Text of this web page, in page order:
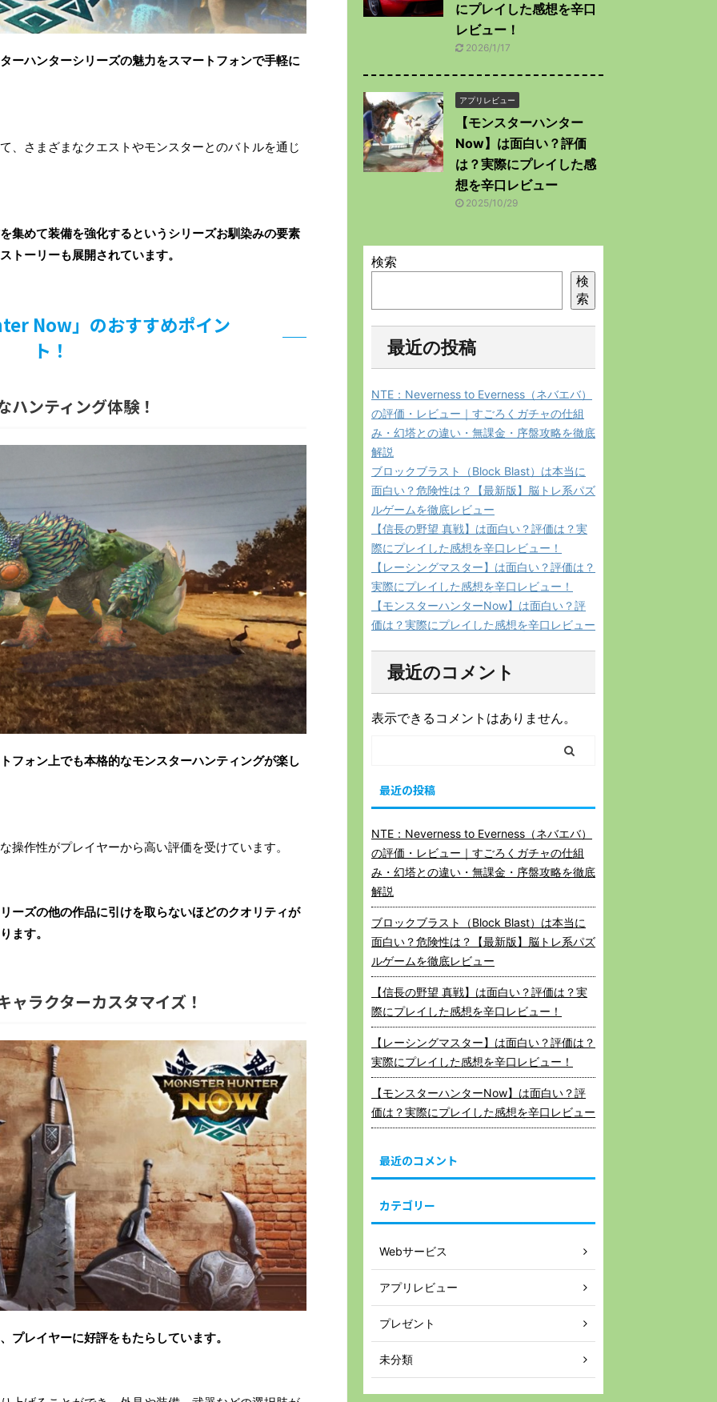
ハンターシリーズの魅力をスマートフォンで手軽に
、さまざまなクエストやモンスターとのバトルを通じ
集めて装備を強化するというシリーズお馴染みの要素
トーリーも展開されています。
Now」のおすすめポイン
ト！
ハンティング体験！
ォン上でも本格的なモンスターハンティングが楽し
操作性がプレイヤーから高い評価を受けています。
ーズの他の作品に引けを取らないほどのクオリティが
ます。
ャラクターカスタマイズ！
プレイヤーに好評をもたらしています。
にプレイした感想を辛口
レビュー！
2026/1/17
アプリレビュー
【モンスターハンター
Now】は面白い？評価
は？実際にプレイした感
想を辛口レビュー
2025/10/29
検索
検
索
最近の投稿
NTE：Neverness to Everness（ネバエバ）
の評価・レビュー｜すごろくガチャの仕組
み・幻塔との違い・無課金・序盤攻略を徹底
解説
ブロックブラスト（Block Blast）は本当に
面白い？危険性は？【最新版】脳トレ系パズ
ルゲームを徹底レビュー
【信長の野望 真戦】は面白い？評価は？実
際にプレイした感想を辛口レビュー！
【レーシングマスター】は面白い？評価は？
実際にプレイした感想を辛口レビュー！
【モンスターハンターNow】は面白い？評
価は？実際にプレイした感想を辛口レビュー
最近のコメント
表示できるコメントはありません。
最近の投稿
NTE：Neverness to Everness（ネバエバ）
の評価・レビュー｜すごろくガチャの仕組
み・幻塔との違い・無課金・序盤攻略を徹底
解説
ブロックブラスト（Block Blast）は本当に
面白い？危険性は？【最新版】脳トレ系パズ
ルゲームを徹底レビュー
【信長の野望 真戦】は面白い？評価は？実
際にプレイした感想を辛口レビュー！
【レーシングマスター】は面白い？評価は？
実際にプレイした感想を辛口レビュー！
【モンスターハンターNow】は面白い？評
価は？実際にプレイした感想を辛口レビュー
最近のコメント
カテゴリー
Webサービス
アプリレビュー
プレゼント
未分類